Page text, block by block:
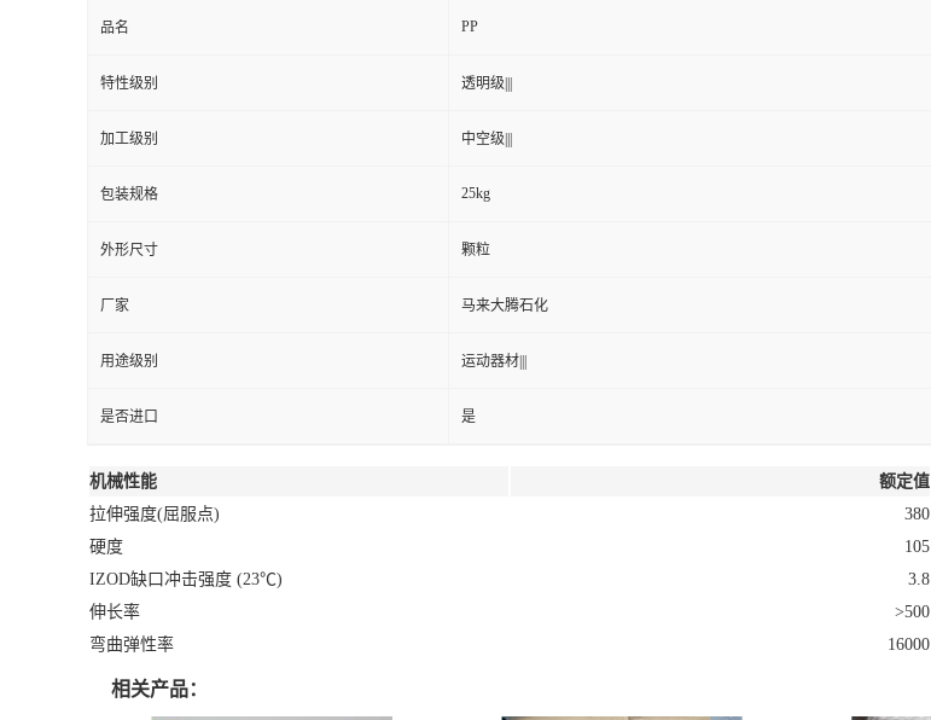
品名 PP
特性级别 透明级|||
加工级别 中空级|||
包装规格 25kg
外形尺寸 颗粒
厂家 马来大腾石化
用途级别 运动器材|||
是否进口 是
机械性能 额定值
拉伸强度(屈服点)
380
硬度
105
IZOD缺口冲击强度 (23℃)
3.8
伸长率
>500
弯曲弹性率
16000
相关产品：